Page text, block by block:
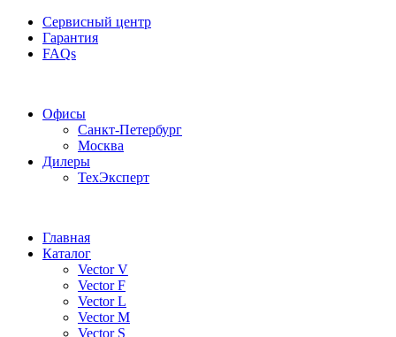
Сервисный центр
Гарантия
FAQs
Офисы
Санкт-Петербург
Москва
Дилеры
ТехЭксперт
Главная
Каталог
Vector V
Vector F
Vector L
Vector M
Vector S